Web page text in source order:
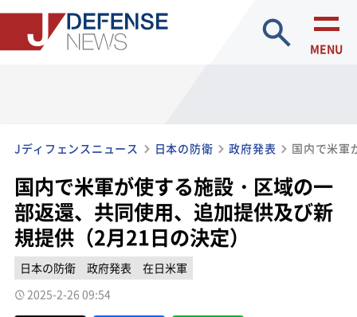
site search
MENU
Jディフェンスニュース 日本の防衛 政府発表
国内で米軍が使する施設・区域の一
部返還、共同使用、追加提供及び新
規提供（2月21日の決定）
日本の防衛 政府発表
在日米軍
2025-2-26 09:54